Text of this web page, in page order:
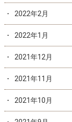
2022年2月
2022年1月
2021年12月
2021年11月
2021年10月